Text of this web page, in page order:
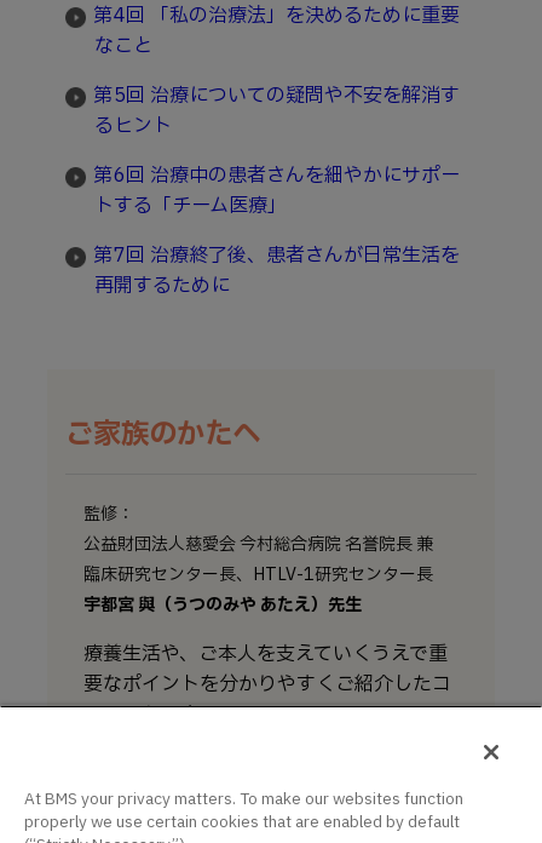
第4回 「私の治療法」を決めるために重要
なこと
第5回 治療についての疑問や不安を解消す
るヒント
第6回 治療中の患者さんを細やかにサポー
トする「チーム医療」
第7回 治療終了後、患者さんが日常生活を
再開するために
ご家族のかたへ
監修：
公益財団法人慈愛会 今村総合病院 名誉院長 兼
臨床研究センター長、HTLV-1研究センター長
宇都宮 與（うつのみや あたえ）先生
療養生活や、ご本人を支えていくうえで重
要なポイントを分かりやすくご紹介したコ
ンテンツです。
療養生活のサポート
At BMS your privacy matters. To make our websites function
properly we use certain cookies that are enabled by default